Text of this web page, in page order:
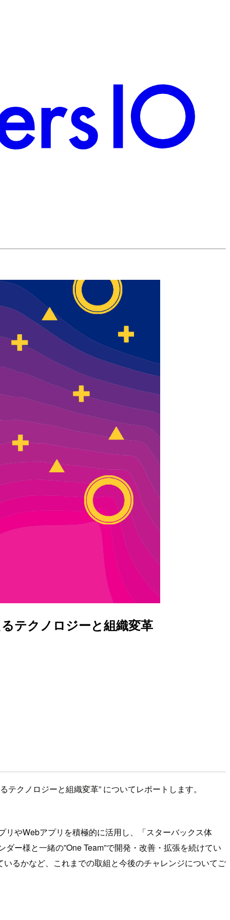
テクノロジーと組織変革
クノロジーと組織変革” についてレポートします。
やWebアプリを積極的に活用し、「スターバックス体
ー様と一緒の”One Team”で開発・改善・拡張を続けてい
るかなど、これまでの取組と今後のチャレンジについてご